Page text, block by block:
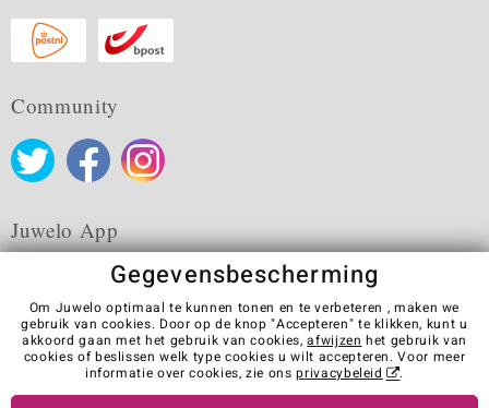
Community
Juwelo App
Algemene verkoopvoorwaarden Privacybeleid
Cookies
Colofon
Contact
Contract herroepen
Gegevensbescherming
Om Juwelo optimaal te kunnen tonen en te verbeteren , maken we
gebruik van cookies. Door op de knop "Accepteren" te klikken, kunt u
akkoord gaan met het gebruik van cookies,afwijzen het gebruik van
cookies of beslissen welk type cookies u wilt accepteren. Voor meer
informatie over cookies, zie onsprivacybeleid .